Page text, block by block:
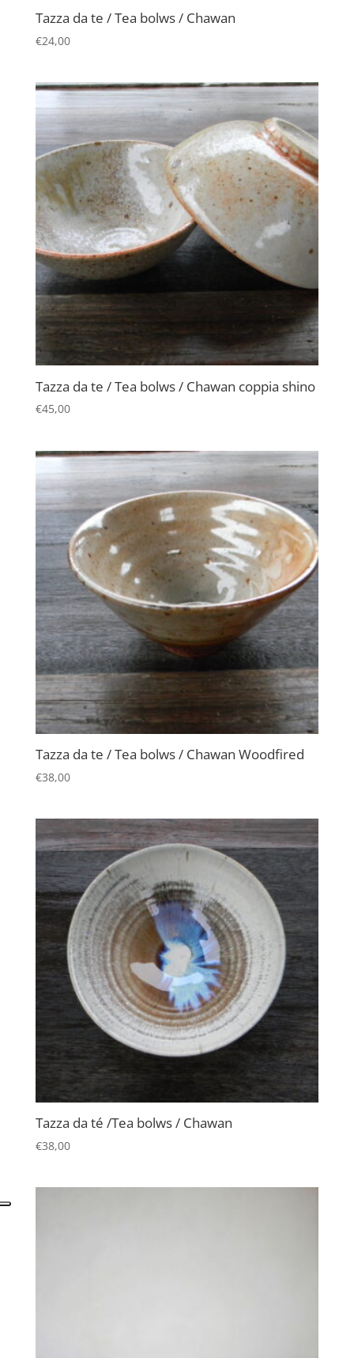
Tazza da te / Tea bolws / Chawan
€24,00
Tazza da te / Tea bolws / Chawan coppia shino
€45,00
Tazza da te / Tea bolws / Chawan Woodfired
€38,00
Tazza da té /Tea bolws / Chawan
€38,00